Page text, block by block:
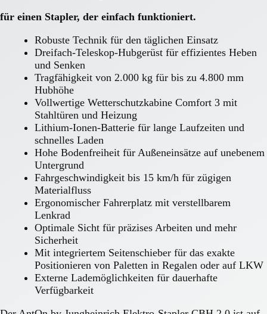
für einen Stapler, der einfach funktioniert.
Robuste Technik für den täglichen Einsatz
Dreifach-Teleskop-Hubgerüst für effizientes Heben
und Senken
Tragfähigkeit von 2.000 kg für bis zu 4.800 mm
Hubhöhe
Vollwertige Wetterschutzkabine Comfort 3 mit
Stahltüren und Heizung
Lithium-Ionen-Batterie für lange Laufzeiten und
schnelles Laden
Hohe Bodenfreiheit für Außeneinsätze auf unebenem
Untergrund
Fahrgeschwindigkeit bis 15 km/h für zügigen
Materialfluss
Ergonomischer Fahrerplatz mit verstellbarem
Lenkrad
Optimale Sicht für präzises Arbeiten und mehr
Sicherheit
Mit integriertem Seitenschieber für das exakte
Positionieren von Paletten in Regalen oder auf LKW
Externe Lademöglichkeiten für dauerhafte
Verfügbarkeit